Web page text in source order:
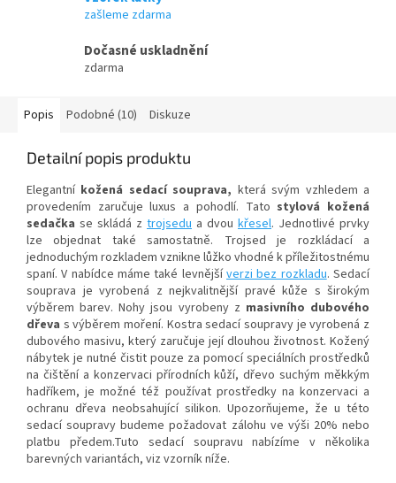
zašleme zdarma
Dočasné uskladnění
zdarma
Popis Podobné (10) Diskuze
Detailní popis produktu
Elegantníkožená sedací souprava, která svým vzhledem a
provedením zaručuje luxus a pohodlí. Tato stylová kožená
sedačka se skládá z trojsedu a dvou křesel. Jednotlivé prvky
lze objednat také samostatně. Trojsed je rozkládací a
jednoduchým rozkladem vznikne lůžko vhodné k příležitostnému
spaní. V nabídce máme také levnějšíverzi bez rozkladu. Sedací
souprava je vyrobená z nejkvalitnější pravé kůže s širokým
výběrem barev. Nohy jsou vyrobeny z masivního dubového
dřeva s výběrem moření. Kostra sedací soupravy je vyrobená z
dubového masivu, který zaručuje její dlouhou životnost. Kožený
nábytek je nutné čistit pouze za pomocí speciálních prostředků
na čištění a konzervaci přírodních kůží, dřevo suchým měkkým
hadříkem, je možné též používat prostředky na konzervaci a
ochranu dřeva neobsahující silikon. Upozorňujeme, že u této
sedací soupravy budeme požadovat zálohu ve výši 20% nebo
platbu předem.Tuto sedací soupravu nabízíme v několika
barevných variantách, viz vzorník níže.